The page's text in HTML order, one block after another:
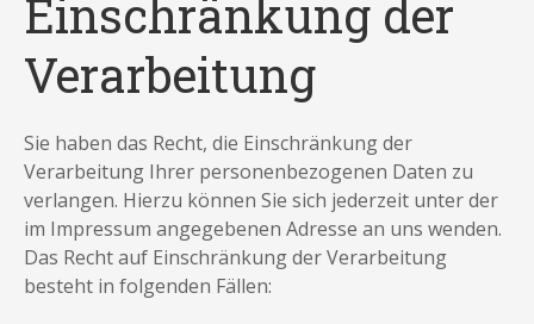
Einschränkung der
Verarbeitung
Sie haben das Recht, die Einschränkung der
Verarbeitung Ihrer personenbezogenen Daten zu
verlangen. Hierzu können Sie sich jederzeit unter der
im Impressum angegebenen Adresse an uns wenden.
Das Recht auf Einschränkung der Verarbeitung
besteht in folgenden Fällen: